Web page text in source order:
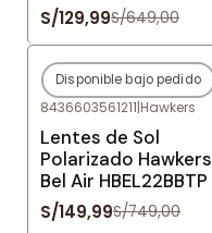
S/129,99S/649,00
-80%OFF
Agotado
Disponible bajo pedido
8436603561211|Hawkers
Lentes de Sol
Polarizado Hawkers
Bel Air HBEL22BBTP
S/149,99S/749,00